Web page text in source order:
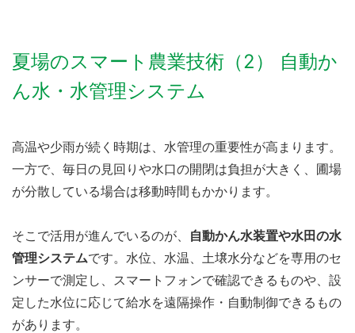
夏場のスマート農業技術（2） 自動か
ん水・水管理システム
高温や少雨が続く時期は、水管理の重要性が高まります。
一方で、毎日の見回りや水口の開閉は負担が大きく、圃場
が分散している場合は移動時間もかかります。
そこで活用が進んでいるのが、 自動かん水装置や水田の水
管理システムです。水位、水温、土壌水分などを専用のセ
ンサーで測定し、スマートフォンで確認できるものや、設
定した水位に応じて給水を遠隔操作・自動制御できるもの
があります。